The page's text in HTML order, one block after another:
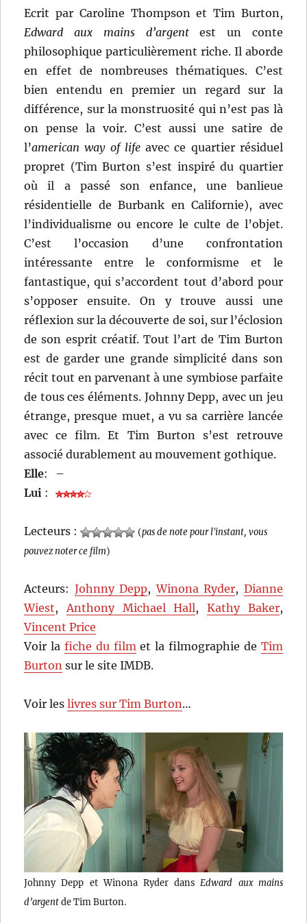
Ecrit par Caroline Thompson et Tim Burton,
Edward aux mains d’argentest un conte
philosophique particulièrement riche. Il aborde
en effet de nombreuses thématiques. C’est
bien entendu en premier un regard sur la
différence, sur la monstruosité qui n’est pas là
on pense la voir. C’est aussi une satire de
l’american way of lifeavec ce quartier résiduel
propret (Tim Burton s’est inspiré du quartier
où il a passé son enfance, une banlieue
résidentielle de Burbank en Californie), avec
l’individualisme ou encore le culte de l’objet.
C’est l’occasion d’une confrontation
intéressante entre le conformisme et le
fantastique, qui s’accordent tout d’abord pour
s’opposer ensuite. On y trouve aussi une
réflexion sur la découverte de soi, sur l’éclosion
de son esprit créatif. Tout l’art de Tim Burton
est de garder une grande simplicité dans son
récit tout en parvenant à une symbiose parfaite
de tous ces éléments. Johnny Depp, avec un jeu
étrange, presque muet, a vu sa carrière lancée
avec ce film. Et Tim Burton s’est retrouve
associé durablement au mouvement gothique.
Elle:
–
Lui :
Lecteurs : (pas de note pour l'instant, vous
pouvez noter ce film)
Acteurs: Johnny Depp,Winona Ryder, Dianne
Wiest,Anthony Michael Hall,Kathy Baker,
Vincent Price
Voir la fiche du filmet la filmographie de Tim
Burton sur le site IMDB.
Voir leslivres sur Tim Burton…
Johnny Depp et Winona Ryder dans Edward aux mains
d’argentde Tim Burton.